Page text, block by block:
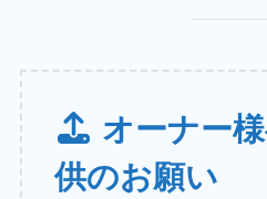
オーナー
供のお願い